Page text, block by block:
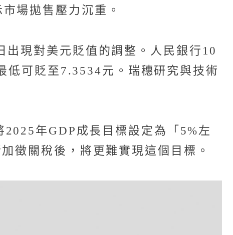
場拋售壓力沉重。
現對美元貶值的調整。人民銀行10
低可貶至7.3534元。瑞穗研究與技術
年GDP成長目標設定為「5%左
徵關稅後，將更難實現這個目標。